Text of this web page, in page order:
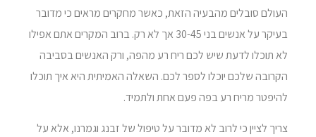
העולם סובלים מהבעיה הזאת, כאשר מחקרים מראים כי מדובר
בעיקר על אנשים בני 30-45 אך לא רק. ברוב המקרים אתם אפילו
לא תוכלו לדעת שיש לכם ריח רע מהפה, ורק האנשים בסביבה
הקרובה שלכם יוכלו לספר לכם. השאלה האמיתית היא איך תוכלו
להיפטר מריח רע בפה פעם אחת ולתמיד.
צריך לציין כי לרוב לא מדובר על טיפול של זבנג וגמרנו, אלא על